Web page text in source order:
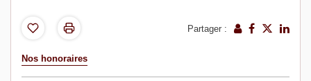
Partager :
Nos honoraires